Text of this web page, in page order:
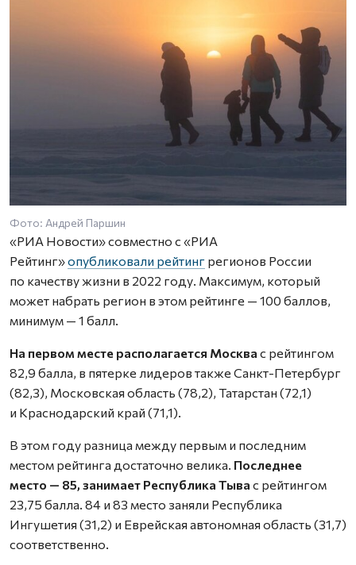
Фото: Андрей Паршин
«РИА Новости» совместно с «РИА
Рейтинг»опубликовали рейтинг регионов России
по качеству жизни в 2022 году. Максимум, который
может набрать регион в этом рейтинге — 100 баллов,
минимум — 1 балл.
На первом месте располагается Москва с рейтингом
82,9 балла, в пятерке лидеров также Санкт-Петербург
(82,3), Московская область (78,2), Татарстан (72,1)
и Краснодарский край (71,1).
В этом году разница между первым и последним
местом рейтинга достаточно велика. Последнее
место — 85, занимает Республика Тыва с рейтингом
23,75 балла. 84 и 83 место заняли Республика
Ингушетия (31,2) и Еврейская автономная область (31,7)
соответственно.